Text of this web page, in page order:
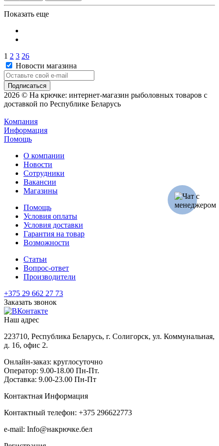
Показать еще
1 2 3 26
Новости магазина
2026 © На крючке: интернет-магазин рыболовных товаров с
доставкой по Республике Беларусь
Компания
Информация
Помощь
О компании
Новости
Сотрудники
Вакансии
Магазины
Помощь
Условия оплаты
Условия доставки
Гарантия на товар
Возможности
Статьи
Вопрос-ответ
Производители
+375 29 662 27 73
Заказать звонок
Наш адрес
223710, Республика Беларусь, г. Солигорск, ул. Коммунальная,
д. 16, офис 2.
Онлайн-заказ: круглосуточно
Оператор: 9.00-18.00 Пн-Пт.
Доставка: 9.00-23.00 Пн-Пт
Контактная Информация
Контактный телефон: +375 296622773
e-mail: Info@накрючке.бел